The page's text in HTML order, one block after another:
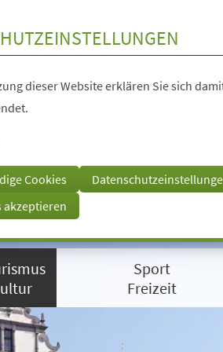
dieser Website erklären Sie sich
Cookies
akzeptieren
Sport
Freizeit